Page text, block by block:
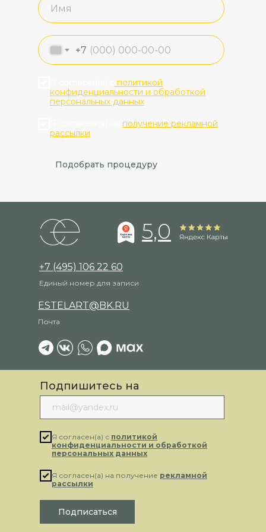
+7
политикой
конфиденциальности и обработкой
персональных данных
получение рекламной
рассылки
Подобрать процедуру
+7 (495) 106 22 60
Единый номер для записи
ESTELART@BK.RU
Почта
Подпишитесь на
рассылку
Я согласен(а) с политикой
конфиденциальности и обработкой
персональных данных
Я согласен(а) на получение рекламной
рассылки
Подписаться
5,0